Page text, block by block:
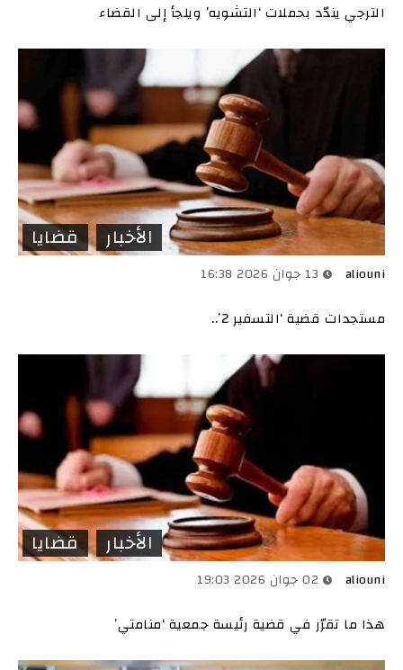
الترجي يندّد بحملات ‘التشويه’ ويلجأ إلى القضاء
الأخبار قضايا
aliouni
مستجدات قضية ‘التسفير 2’..
الأخبار قضايا
aliouni
هذا ما تقرّر في قضية رئيسة جمعية ‘منامتي’